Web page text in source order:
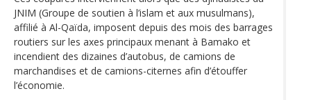
JNIM (Groupe de soutien à l’islam et aux musulmans),
affilié à Al-Qaïda, imposent depuis des mois des barrages
routiers sur les axes principaux menant à Bamako et
incendient des dizaines d’autobus, de camions de
marchandises et de camions-citernes afin d’étouffer
l’économie.